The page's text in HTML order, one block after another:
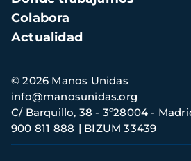
Colabora
Actualidad
Información
de
contacto
© 2026 Manos Unidas
C/ Barquillo, 38 - 3º28004 -
900 811 888
BIZUM 33439
info@manosunidas.org